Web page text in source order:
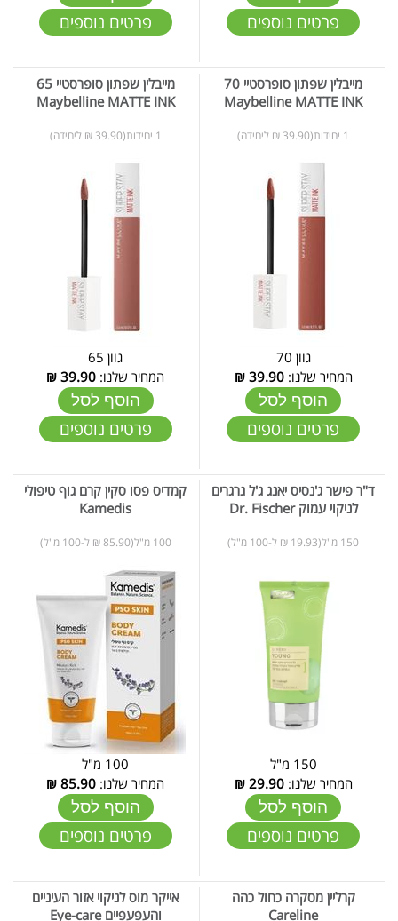
פרטים נוספים פרטים נוספים
מייבלין שפתון סופרסטיי 70
Maybelline MATTE INK
1 יחידות(39.90 ₪ ליחידה)
גוון 70
המחיר שלנו:39.90
₪
הוסף לסל
פרטים נוספים
מייבלין שפתון סופרסטיי 65
Maybelline MATTE INK
1 יחידות(39.90 ₪ ליחידה)
גוון 65
המחיר שלנו: 39.90
₪
הוסף לסל
פרטים נוספים
ד"ר פישר ג'נסיס יאנג ג'ל גרגרים
לניקוי עמוק Dr. Fischer
150 מ"ל(19.93 ₪ ל-100 מ"ל)
150 מ"ל
המחיר שלנו:29.90
₪
הוסף לסל
פרטים נוספים
קמדיס פסו סקין קרם גוף טיפולי
Kamedis
100 מ"ל(85.90 ₪ ל-100 מ"ל)
100 מ"ל
המחיר שלנו: 85.90
₪
הוסף לסל
פרטים נוספים
קרליין מסקרה כחול כהה
Careline
אייקר מוס לניקוי אזור העיניים
והעפעפיים Eye-care